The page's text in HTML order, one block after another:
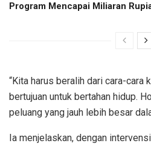
Program Mencapai Miliaran
“Kita harus beralih dari cara-cara
bertujuan untuk bertahan hidup.
peluang yang jauh lebih besar
Ia menjelaskan, dengan